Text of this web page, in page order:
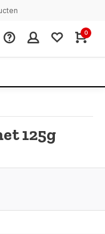
0
125g